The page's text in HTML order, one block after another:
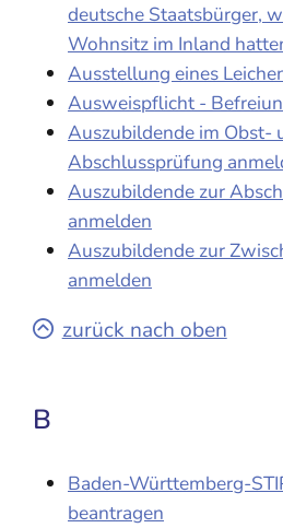
deutsche Staatsbürger,
Wohnsitz im Inland
Ausstellung eines
Ausweispflicht -
Auszubildende im Obst-
Abschlussprüfung
Auszubildende zur
anmelden
Auszubildende zur
anmelden
zurück nach oben
B
Baden-Württemberg-
beantragen